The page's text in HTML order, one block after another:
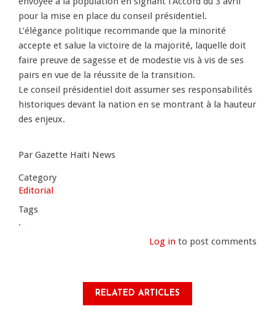
pour la mise en place du conseil présidentiel.
L’élégance politique recommande que la minorité
accepte et salue la victoire de la majorité, laquelle doit
faire preuve de sagesse et de modestie vis à vis de ses
pairs en vue de la réussite de la transition.
Le conseil présidentiel doit assumer ses responsabilités
historiques devant la nation en se montrant à la hauteur
des enjeux.
Par Gazette Haïti News
Category
Editorial
Tags
.
Log in to post comments
RELATED ARTICLES